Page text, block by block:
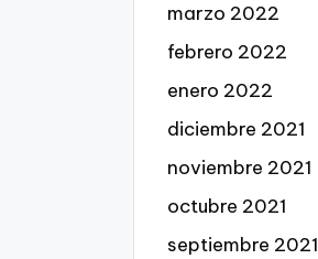
marzo 2022
febrero 2022
enero 2022
diciembre 2021
noviembre 2021
octubre 2021
septiembre 2021